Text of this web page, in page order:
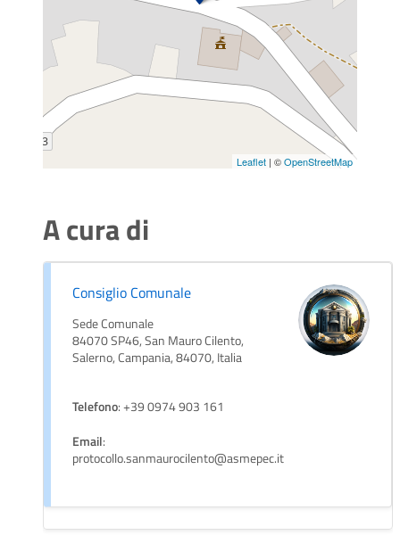
Leaflet | ©OpenStreetMap
A cura di
Consiglio Comunale
Sede Comunale
84070 SP46, San Mauro Cilento,
Salerno, Campania, 84070, Italia
Telefono: +39 0974 903 161
Email:
protocollo.sanmaurocilento@asmepec.it